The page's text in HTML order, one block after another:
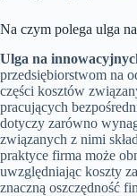
Na czym polega ulga
Ulga na
przedsiębiorstwom na
części kosztów
pracujących
dotyczy zarówno
związanych z nimi
praktyce firma może
uwzględniając koszty
znaczną oszczędność